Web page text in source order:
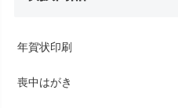
年賀状印刷
喪中はがき